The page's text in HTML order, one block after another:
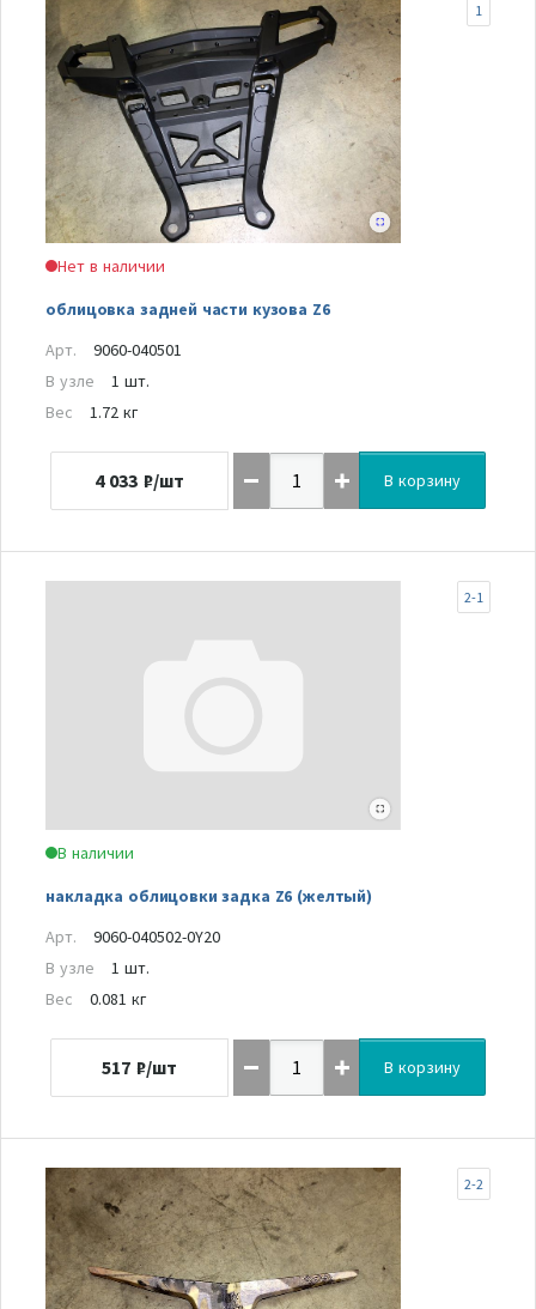
Нет в наличии
облицовка задней части кузова Z6
1
Арт.
9060-040501
В узле
1 шт.
Вес
1.72 кг
4 033 ₽/шт В корзину
В наличии
накладка облицовки задка Z6 (желтый)
2-1
Арт.
9060-040502-0Y20
В узле
1 шт.
Вес
0.081 кг
517 ₽/шт В корзину
2-2